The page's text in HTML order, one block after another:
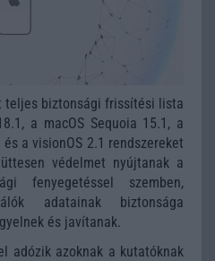
teljes biztonsági frissítési lista
a macOS Sequoia 15.1, a
a visionOS 2.1 rendszereket
védelmet nyújtanak a
fenyegetéssel szemben,
adatainak biztonsága
és javítanak.
adózik azoknak a kutatóknak